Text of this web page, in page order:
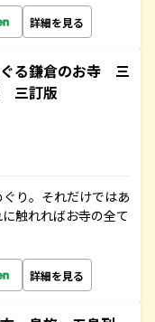
詳細を見る
る鎌倉のお寺 三
三訂版
り。それだけではあ
触れればお寺の全て
詳細を見る